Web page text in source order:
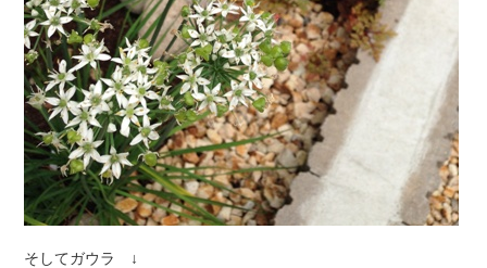
そしてガウラ ↓